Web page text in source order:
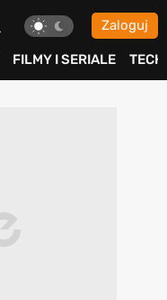
Zaloguj
FILMY I SERIALE TECH